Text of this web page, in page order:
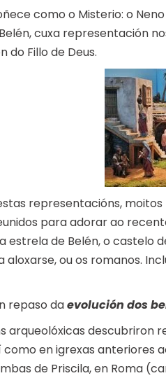
como o Misterio: o
cuxa representación
do Fillo de Deus.
representacións,
para adorar ao
estrela de Belén, o castelo
aloxarse, ou os romanos.
repaso daevolución dos
arqueolóxicas descubriron
en igrexas anteriores
de Priscila, en Roma